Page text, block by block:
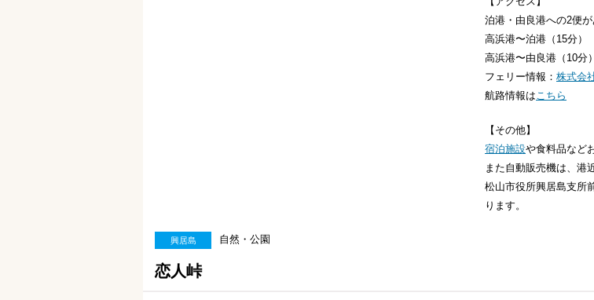
泊港・由良港への2便が
高浜港〜泊港（15分）
高浜港〜由良港（10分）
フェリー情報： 株式会
航路情報はこちら
【その他】
宿泊施設や食料品など
また自動販売機は、港
松山市役所興居島支所
ります。
興居島 自然・公園
恋人峠